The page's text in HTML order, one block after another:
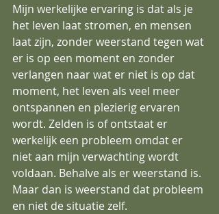
Mijn werkelijke ervaring is dat als je
het leven laat stromen, en mensen
laat zijn, zonder weerstand tegen wat
er is op een moment en zonder
verlangen naar wat er niet is op dat
moment, het leven als veel meer
ontspannen en plezierig ervaren
wordt. Zelden is of ontstaat er
werkelijk een probleem omdat er
niet aan mijn verwachting wordt
voldaan. Behalve als er weerstand is.
Maar dan is weerstand dat probleem
en niet de situatie zelf.